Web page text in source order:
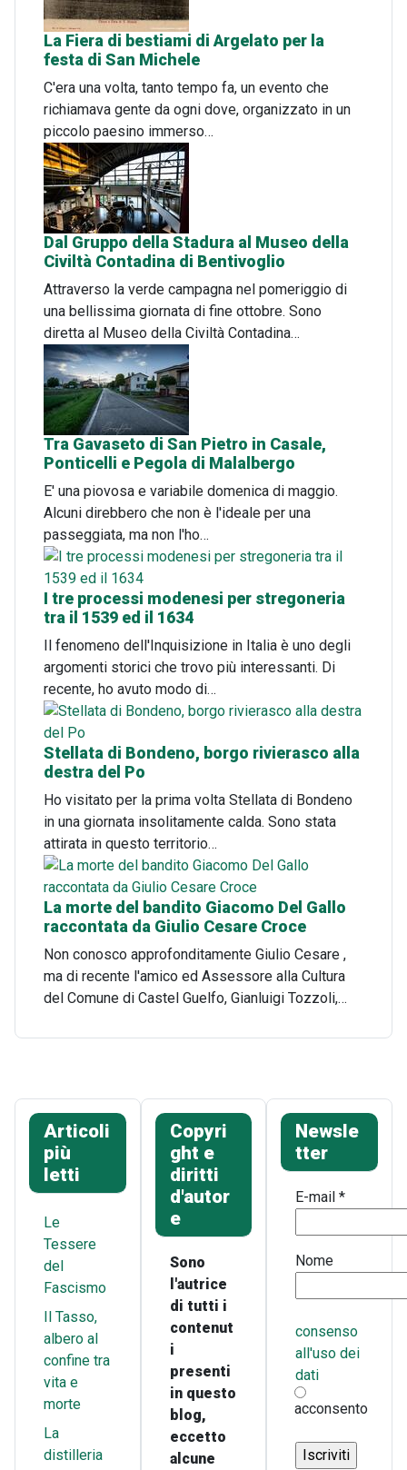
La Fiera di bestiami di Argelato per la
festa di San Michele
C'era una volta, tanto tempo fa, un evento che
richiamava gente da ogni dove, organizzato in un
piccolo paesino immerso…
Dal Gruppo della Stadura al Museo della
Civiltà Contadina di Bentivoglio
Attraverso la verde campagna nel pomeriggio di
una bellissima giornata di fine ottobre. Sono
diretta al Museo della Civiltà Contadina…
Tra Gavaseto di San Pietro in Casale,
Ponticelli e Pegola di Malalbergo
E' una piovosa e variabile domenica di maggio.
Alcuni direbbero che non è l'ideale per una
passeggiata, ma non l'ho…
I tre processi modenesi per stregoneria
tra il 1539 ed il 1634
Il fenomeno dell'Inquisizione in Italia è uno degli
argomenti storici che trovo più interessanti. Di
recente, ho avuto modo di…
Stellata di Bondeno, borgo rivierasco alla
destra del Po
Ho visitato per la prima volta Stellata di Bondeno
in una giornata insolitamente calda. Sono stata
attirata in questo territorio…
La morte del bandito Giacomo Del Gallo
raccontata da Giulio Cesare Croce
Non conosco approfonditamente Giulio Cesare ,
ma di recente l'amico ed Assessore alla Cultura
del Comune di Castel Guelfo, Gianluigi Tozzoli,…
Articoli
più
letti
Le
Tessere
del
Fascismo
Il Tasso,
albero al
confine tra
vita e
morte
La
distilleria
Copyri
ght e
diritti
d'autor
e
Sono
l'autrice
di tutti i
contenut
i
presenti
in questo
blog,
eccetto
alcune
Newsle
tter
E-mail*
Nome
consenso
all'uso dei
dati
acconsento